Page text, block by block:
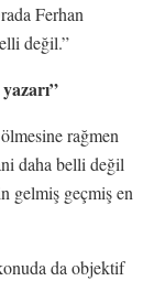
Ferhan
değil.”
rağmen
daha belli değil
gelmiş geçmiş en
da objektif